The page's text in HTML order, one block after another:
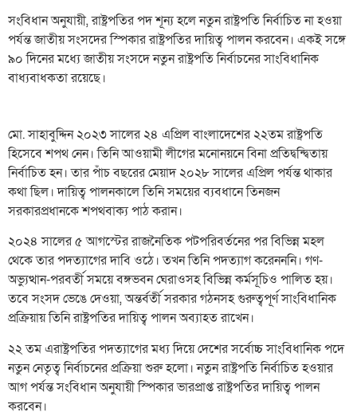
সংবিধান অনুযায়ী, রাষ্ট্রপতির পদ শূন্য হলে নতুন রাষ্ট্রপতি নির্বাচিত না হওয়া
পর্যন্ত জাতীয় সংসদের স্পিকার রাষ্ট্রপতির দায়িত্ব পালন করবেন। একই সঙ্গে
৯০ দিনের মধ্যে জাতীয় সংসদে নতুন রাষ্ট্রপতি নির্বাচনের সাংবিধানিক
বাধ্যবাধকতা রয়েছে।
মো. সাহাবুদ্দিন ২০২৩ সালের ২৪ এপ্রিল বাংলাদেশের ২২তম রাষ্ট্রপতি
হিসেবে শপথ নেন। তিনি আওয়ামী লীগের মনোনয়নে বিনা প্রতিদ্বন্দ্বিতায়
নির্বাচিত হন। তার পাঁচ বছরের মেয়াদ ২০২৮ সালের এপ্রিল পর্যন্ত থাকার
কথা ছিল। দায়িত্ব পালনকালে তিনি সময়ের ব্যবধানে তিনজন
সরকারপ্রধানকে শপথবাক্য পাঠ করান।
২০২৪ সালের ৫ আগস্টের রাজনৈতিক পটপরিবর্তনের পর বিভিন্ন মহল
থেকে তার পদত্যাগের দাবি ওঠে। তখন তিনি পদত্যাগ করেনননি। গণ-
অভ্যুত্থান-পরবর্তী সময়ে বঙ্গভবন ঘেরাওসহ বিভিন্ন কর্মসূচিও পালিত হয়।
তবে সংসদ ভেঙে দেওয়া, অন্তর্বর্তী সরকার গঠনসহ গুরুত্বপূর্ণ সাংবিধানিক
প্রক্রিয়ায় তিনি রাষ্ট্রপতির দায়িত্ব পালন অব্যাহত রাখেন।
২২ তম এরাষ্ট্রপতির পদত্যাগের মধ্য দিয়ে দেশের সর্বোচ্চ সাংবিধানিক পদে
নতুন নেতৃত্ব নির্বাচনের প্রক্রিয়া শুরু হলো। নতুন রাষ্ট্রপতি নির্বাচিত হওয়ার
আগ পর্যন্ত সংবিধান অনুযায়ী স্পিকার ভারপ্রাপ্ত রাষ্ট্রপতির দায়িত্ব পালন
করবেন।